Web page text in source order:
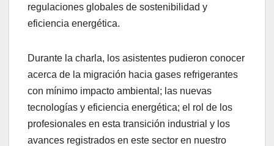
regulaciones globales de sostenibilidad y
eficiencia energética.
Durante la charla, los asistentes pudieron conocer
acerca de la migración hacia gases refrigerantes
con mínimo impacto ambiental; las nuevas
tecnologías y eficiencia energética; el rol de los
profesionales en esta transición industrial y los
avances registrados en este sector en nuestro